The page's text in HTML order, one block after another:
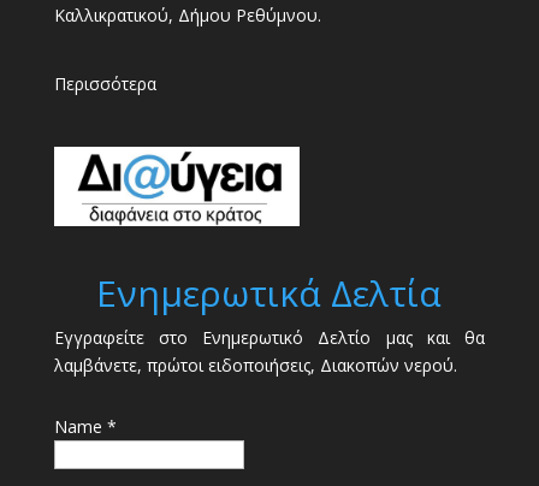
Καλλικρατικού, Δήμου Ρεθύμνου.
Περισσότερα
Ενημερωτικά Δελτία
Εγγραφείτε στο Ενημερωτικό Δελτίο μας και θα
λαμβάνετε, πρώτοι ειδοποιήσεις, Διακοπών νερού.
Name *